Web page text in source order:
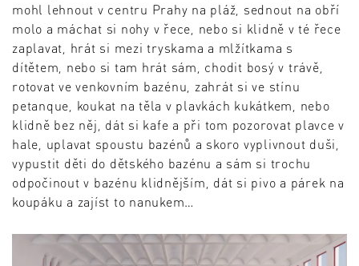
mohl lehnout v centru Prahy na pláž, sednout na obří
molo a máchat si nohy v řece, nebo si klidně v té řece
zaplavat, hrát si mezi tryskama a mlžítkama s
dítětem, nebo si tam hrát sám, chodit bosý v trávě,
rotovat ve venkovním bazénu, zahrát si ve stínu
petanque, koukat na těla v plavkách kukátkem, nebo
klidně bez něj, dát si kafe a při tom pozorovat plavce v
hale, uplavat spoustu bazénů a skoro vyplivnout duši,
vypustit děti do dětského bazénu a sám si trochu
odpočinout v bazénu klidnějším, dát si pivo a párek na
koupáku a zajíst to nanukem…